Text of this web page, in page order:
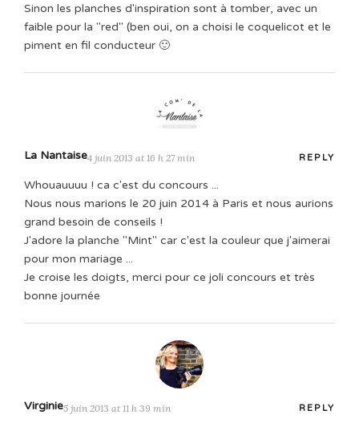
Sinon les planches d'inspiration sont à tomber, avec un
faible pour la "red" (ben oui, on a choisi le coquelicot et le
piment en fil conducteur 🙂
La Nantaise4 juin 2013 at 16 h 27 min REPLY
Whouauuuu ! ca c'est du concours ...
Nous nous marions le 20 juin 2014 à Paris et nous aurions
grand besoin de conseils !
J'adore la planche "Mint" car c'est la couleur que j'aimerai
pour mon mariage ...
Je croise les doigts, merci pour ce joli concours et très
bonne journée
Virginie5 juin 2013 at 11 h 39 min REPLY